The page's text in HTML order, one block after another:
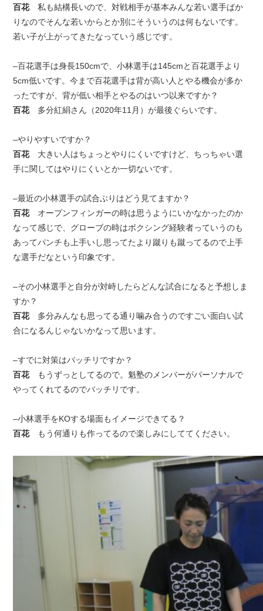
百花私も結構長いので、対戦相手が基本みんな若い選手ばか
りなのでそんな若いからとか別にそういうのは何もないです。
若い子が上がってきたなっていう感じです。
–百花選手は身長150cmで、小林選手は145cmと百花選手より
5cm低いです。今まで百花選手は背が高い人とやる機会が多か
ったですが、背が低い相手とやるのはいつ以来ですか？
百花 多分紅絹さん（2020年11月）が最後ぐらいです。
–やりやすいですか？
百花 大きい人はちょっとやりにくいですけど、ちっちゃい選
手に関してはやりにくいとか一切ないです。
–最近の小林選手の試合ぶりはどう見てますか？
百花 オープンフィンガーの時は思うようにいかなかったのか
なって感じで、グローブの時はボクシング経験者っていうのも
あってパンチも上手いし思ってたより蹴りも蹴ってるので上手
な選手だなという印象です。
–その小林選手と自分が対峙したらどんな試合になると予想しま
すか？
百花 多分みんなも思ってる通り噛み合うのですごい面白い試
合になるんじゃないかなって思います。
–すでに対策はバッチリですか？
百花 もうずっとしてるので。魁塾のメンバーがパーソナルで
やってくれてるのでバッチリです。
–小林選手をKOする場面もイメージできてる？
百花 もう何通りも作ってるので楽しみにしててください。